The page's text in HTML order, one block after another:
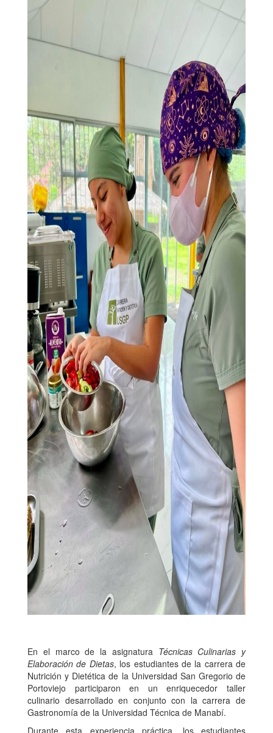
En el marco de la asignatura Técnicas Culinarias y
Elaboración de Dietas, los estudiantes de la carrera de
Nutrición y Dietética de la Universidad San Gregorio de
Portoviejo participaron en un enriquecedor taller
culinario desarrollado en conjunto con la carrera de
Gastronomía de la Universidad Técnica de Manabí.